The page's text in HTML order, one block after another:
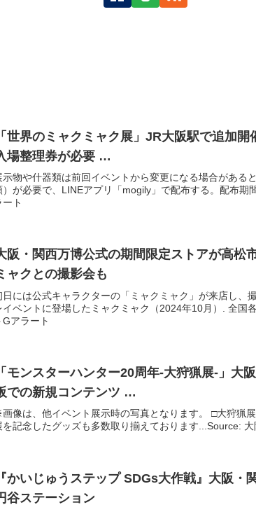
「世界のミャクミャク展」JR大阪駅で追加開
場整理券が必要 …
示物や什器類は前回イベントから変更になる場合がある
）が必要で、LINEアプリ「mogily」で配布する。配布期
ート
阪 ・関西万博公式の期間限定ストアが高松
ャクとの撮影会も
日には公式キャラクターの「ミャクミャク」が来店し、
イベントに登場したミャクミャク（2024年10月）. 全国
Gアラート
「モンスターハンター20周年-大狩猟展-」 大阪
での新規コンテンツ …
像は、他イベント展示時の写真となります。 □大狩猟
を記念したグッズも多数取り揃えております...Source:
『かいじゅうステップ SDGs大作戦』 大阪 ・
谷ステーション